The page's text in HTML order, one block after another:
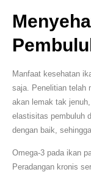
Manfaat kesehatan
saja. Penelitian telah
akan lemak tak
elastisitas pembuluh
dengan baik,
Omega-3 pada ikan
Peradangan kronis